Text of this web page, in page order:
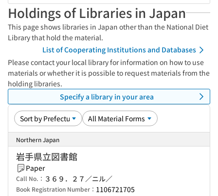
Holdings of Libraries in Japan
This page shows libraries in Japan other than the National Diet
Library that hold the material.
List of Cooperating Institutions and Databases
Please contact your local library for information on how to use
materials or whether it is possible to request materials from the
holding libraries.
Specify a library in your area
Northern Japan
岩手県立図書館
Paper
Call No.： ３６９．２７／ニル／
Book Registration Number： 1106721705